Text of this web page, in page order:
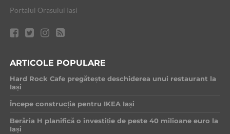
Portalul Orasului Iasi
ARTICOLE POPULARE
Hard Rock Cafe pregătește deschiderea unui restaurant la
Iași
Începe construcția pentru IKEA Iași
Berăria H planifică o investiție de peste 40 milioane euro la
Iași